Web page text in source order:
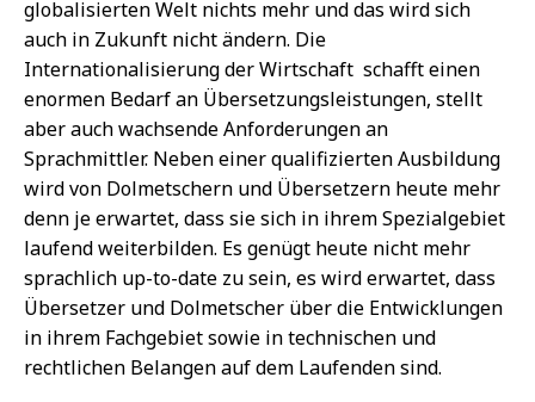
globalisierten Welt nichts mehr und das wird sich
auch in Zukunft nicht ändern. Die
Internationalisierung der Wirtschaft schafft einen
enormen Bedarf an Übersetzungsleistungen, stellt
aber auch wachsende Anforderungen an
Sprachmittler. Neben einer qualifizierten Ausbildung
wird von Dolmetschern und Übersetzern heute mehr
denn je erwartet, dass sie sich in ihrem Spezialgebiet
laufend weiterbilden. Es genügt heute nicht mehr
sprachlich up-to-date zu sein, es wird erwartet, dass
Übersetzer und Dolmetscher über die Entwicklungen
in ihrem Fachgebiet sowie in technischen und
rechtlichen Belangen auf dem Laufenden sind.